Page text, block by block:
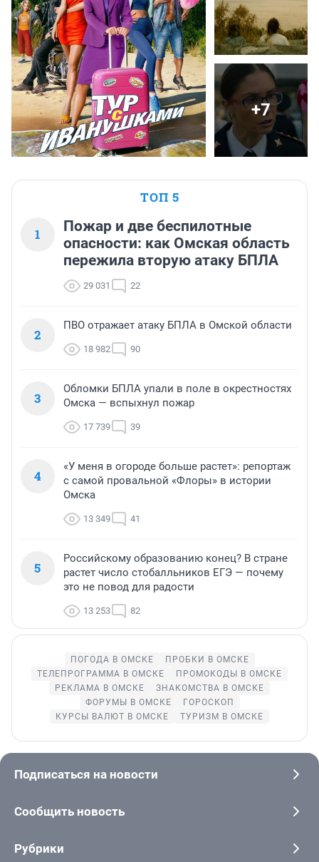
+7
ТОП 5
1
Пожар и две беспилотные
опасности: как Омская область
пережила вторую атаку БПЛА
29 031 22
2
ПВО отражает атаку БПЛА в Омской области
18 982 90
3
Обломки БПЛА упали в поле в окрестностях
Омска — вспыхнул пожар
17 739 39
4
«У меня в огороде больше растет»: репортаж
с самой провальной «Флоры» в истории
Омска
13 349 41
5
Российскому образованию конец? В стране
растет число стобалльников ЕГЭ — почему
это не повод для радости
13 253 82
ПОГОДА В ОМСКЕ
ПРОБКИ В ОМСКЕ
ТЕЛЕПРОГРАММА В ОМСКЕ
ПРОМОКОДЫ В ОМСКЕ
РЕКЛАМА В ОМСКЕ
ЗНАКОМСТВА В ОМСКЕ
ФОРУМЫ В ОМСКЕ
ГОРОСКОП
КУРСЫ ВАЛЮТ В ОМСКЕ
ТУРИЗМ В ОМСКЕ
Подписаться на новости
Сообщить новость
Рубрики